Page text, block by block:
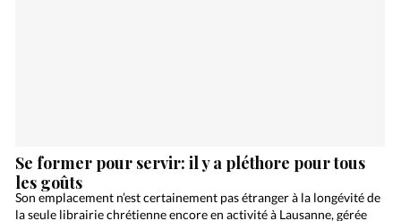
Se former pour servir: il y a pléthore pour tous
les goûts
Son emplacement n’est certainement pas étranger à la longévité de
la seule librairie chrétienne encore en activité à Lausanne, gérée